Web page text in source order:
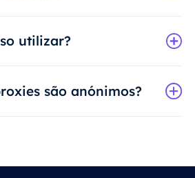
utilizar?
são anónimos?